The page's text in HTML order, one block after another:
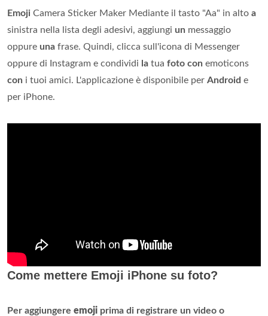
Emoji Camera Sticker Maker Mediante il tasto "Aa" in alto a
sinistra nella lista degli adesivi, aggiungi un messaggio
oppure una frase. Quindi, clicca sull'icona di Messenger
oppure di Instagram e condividi la tua foto con emoticons
con i tuoi amici. L'applicazione è disponibile per Android e
per iPhone.
Come mettere Emoji iPhone su foto?
Per aggiungere emoji prima di registrare un video o